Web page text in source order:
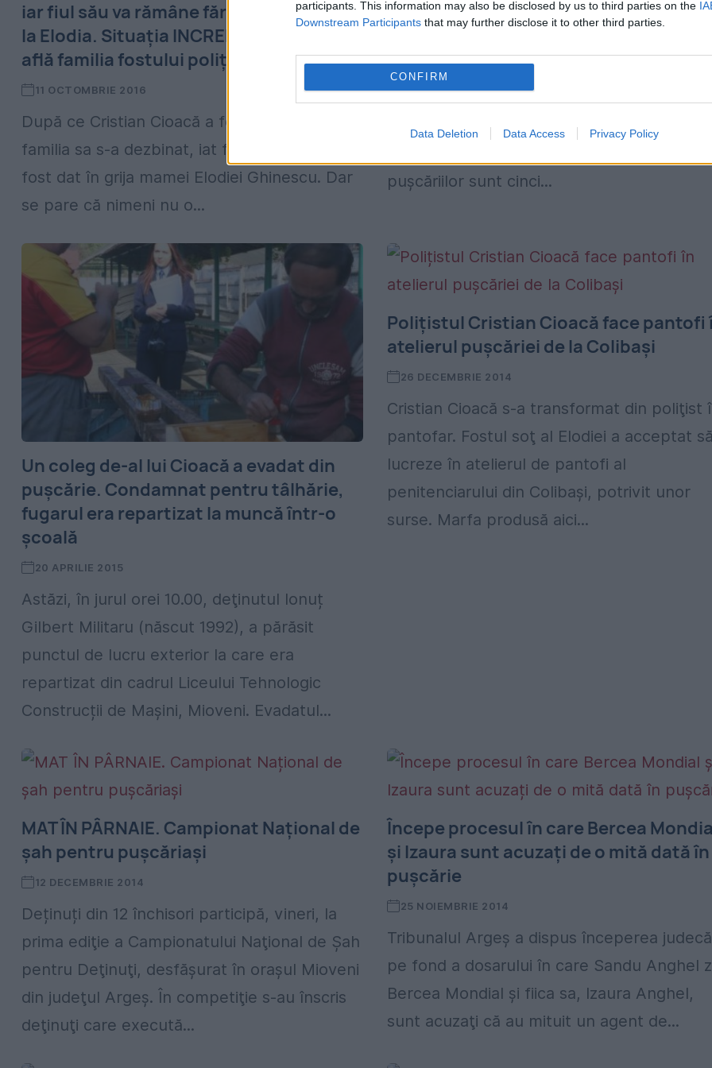
participants. This information may also be disclosed by us to third parties on the
Downstream Participants that may further disclose it to other third parties.
CONFIRM
Data Deletion Data Access Privacy Policy
iar fiul său va rămâne fără moștenirea de
la Elodia. Situația INCREDIBILĂ în care se
află familia fostului polițist
11 OCTOMBRIE 2016
După ce Cristian Cioacă a fost întemnițat,
familia sa s-a dezbinat, iat fiul său, Patrick, a
fost dat în grija mamei Elodiei Ghinescu. Dar
se pare că nimeni nu o...
nebunul și cearșaful
Deținuții au un arsenal complex cu care își
amenință dușmanii. Pentru o agresiune
gravă, un condamnat riscă cel mult
pușcăriilor sunt cinci...
Un coleg de-al lui Cioacă a evadat din
pușcărie. Condamnat pentru tâlhărie,
fugarul era repartizat la muncă într-o
școală
20 APRILIE 2015
Astăzi, în jurul orei 10.00, deţinutul Ionuț
Gilbert Militaru (născut 1992), a părăsit
punctul de lucru exterior la care era
repartizat din cadrul Liceului Tehnologic
Construcții de Mașini, Mioveni. Evadatul...
Polițistul Cristian Cioacă face pantofi
atelierul pușcăriei de la Colibași
26 DECEMBRIE 2014
Cristian Cioacă s-a transformat din poliţist
pantofar. Fostul soţ al Elodiei a acceptat
lucreze în atelierul de pantofi al
penitenciarului din Colibaşi, potrivit unor
surse. Marfa produsă aici...
MAT ÎN PÂRNAIE. Campionat Național de
șah pentru pușcăriași
12 DECEMBRIE 2014
Deținuți din 12 închisori participă, vineri, la
prima ediţie a Campionatului Naţional de Şah
pentru Deţinuţi, desfăşurat în oraşul Mioveni
din judeţul Argeş. În competiţie s-au înscris
deţinuţi care execută...
Începe procesul în care Bercea
și Izaura sunt acuzați de o mită dată în
pușcărie
25 NOIEMBRIE 2014
Tribunalul Argeş a dispus începerea
pe fond a dosarului în care Sandu Anghel
Bercea Mondial şi fiica sa, Izaura Anghel,
sunt acuzaţi că au mituit un agent de...